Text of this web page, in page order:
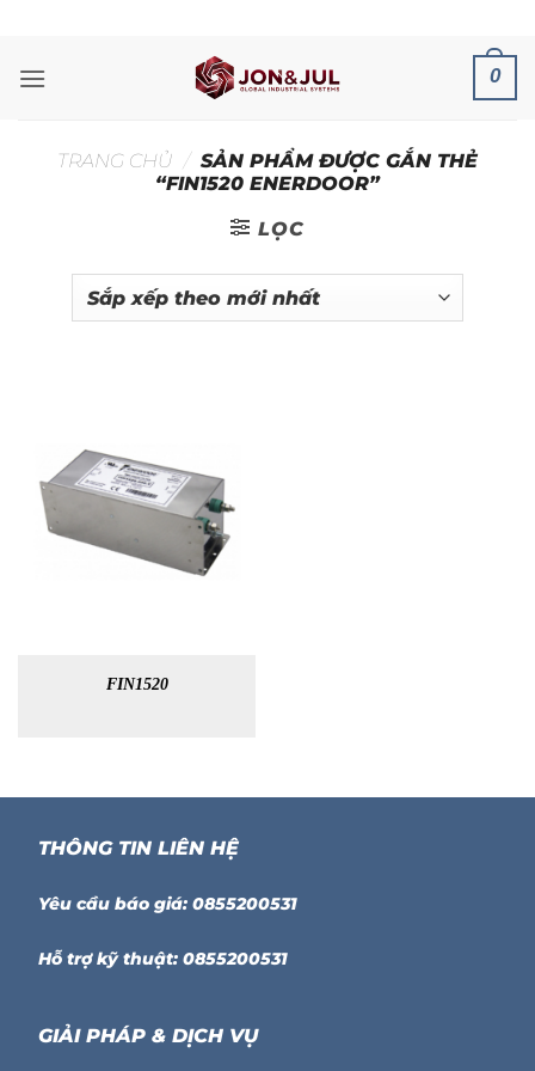
nội
0
TRANG CHỦ / SẢN PHẨM ĐƯỢC GẮN THẺ
“FIN1520 ENERDOOR”
LỌC
FIN1520
THÔNG TIN LIÊN HỆ
Yêu cầu báo giá: 0855200531
Hỗ trợ kỹ thuật: 0855200531
GIẢI PHÁP & DỊCH VỤ